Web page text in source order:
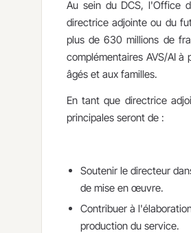
Au sein du DCS, l'Office
directrice adjointe ou du
plus de 630 millions de
complémentaires AVS/AI
âgés et aux familles.
En tant que directrice
principales seront de :
Soutenir le directeur
de mise en œuvre.
Contribuer à
production du service.